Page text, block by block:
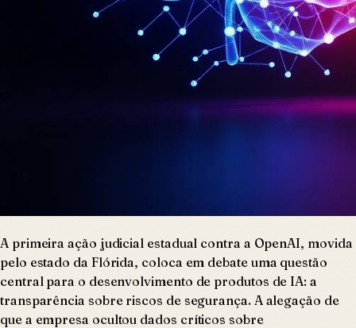
A primeira ação judicial estadual contra a OpenAI, movida
pelo estado da Flórida, coloca em debate uma questão
central para o desenvolvimento de produtos de IA: a
transparência sobre riscos de segurança. A alegação de
que a empresa ocultou dados críticos sobre